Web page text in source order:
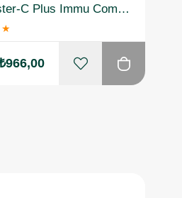
Solgar Ester-C Plus Immu Complex 60 Kapsül
★